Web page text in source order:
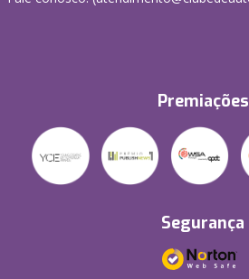
Premiações
Segurança